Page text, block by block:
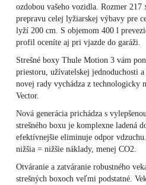
ozdobou vašeho vozidla. Rozmer
prepravu celej lyžiarskej výbavy pre
lyží 200 cm. S objemom 400 l
profil oceníte aj pri vjazde do garáži.
Strešné boxy Thule Motion 3 vám
priestoru, užívatelskej jednoduchosti
novej rady vychádza z technologicky
Vector.
Nová generácia prichádza s
strešného boxu je komplexne ladená
efektívnejšie eliminuje odpor
nižšia = nižšie náklady, menej CO2.
Otváranie a zatváranie robustného
strešných boxoch veľmi podstatné.